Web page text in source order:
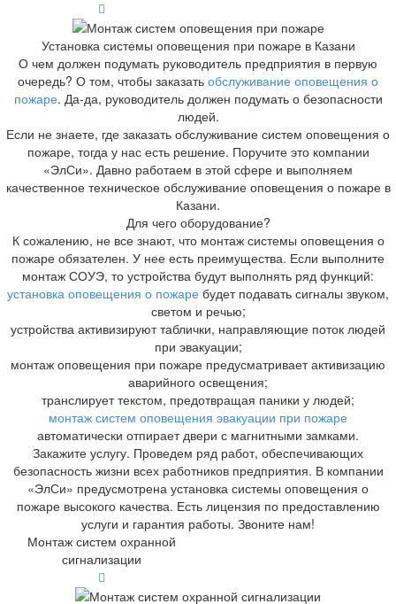
Установка системы оповещения при пожаре в Казани
О чем должен подумать руководитель предприятия в первую
очередь? О том, чтобы заказать обслуживание оповещения о
пожаре. Да-да, руководитель должен подумать о безопасности
людей.
Если не знаете, где заказать обслуживание систем оповещения о
пожаре, тогда у нас есть решение. Поручите это компании
«ЭлСи». Давно работаем в этой сфере и выполняем
качественное техническое обслуживание оповещения о пожаре в
Казани.
Для чего оборудование?
К сожалению, не все знают, что монтаж системы оповещения о
пожаре обязателен. У нее есть преимущества. Если выполните
монтаж СОУЭ, то устройства будут выполнять ряд функций:
установка оповещения о пожаре будет подавать сигналы звуком,
светом и речью;
устройства активизируют таблички, направляющие поток людей
при эвакуации;
монтаж оповещения при пожаре предусматривает активизацию
аварийного освещения;
транслирует текстом, предотвращая паники у людей;
монтаж систем оповещения эвакуации при пожаре
автоматически отпирает двери с магнитными замками.
Закажите услугу. Проведем ряд работ, обеспечивающих
безопасность жизни всех работников предприятия. В компании
«ЭлСи» предусмотрена установка системы оповещения о
пожаре высокого качества. Есть лицензия по предоставлению
услуги и гарантия работы. Звоните нам!
Монтаж систем охранной
сигнализации